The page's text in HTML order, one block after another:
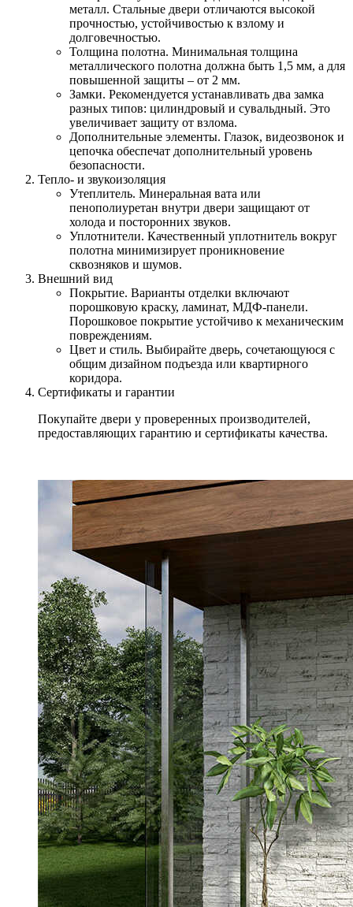
металл. Стальные двери отличаются высокой
прочностью, устойчивостью к взлому и
долговечностью.
Толщина полотна. Минимальная толщина
металлического полотна должна быть 1,5 мм, а для
повышенной защиты – от 2 мм.
Замки. Рекомендуется устанавливать два замка
разных типов: цилиндровый и сувальдный. Это
увеличивает защиту от взлома.
Дополнительные элементы. Глазок, видеозвонок и
цепочка обеспечат дополнительный уровень
безопасности.
Тепло- и звукоизоляция
Утеплитель. Минеральная вата или
пенополиуретан внутри двери защищают от
холода и посторонних звуков.
Уплотнители. Качественный уплотнитель вокруг
полотна минимизирует проникновение
сквозняков и шумов.
Внешний вид
Покрытие. Варианты отделки включают
порошковую краску, ламинат, МДФ-панели.
Порошковое покрытие устойчиво к механическим
повреждениям.
Цвет и стиль. Выбирайте дверь, сочетающуюся с
общим дизайном подъезда или квартирного
коридора.
Сертификаты и гарантии
Покупайте двери у проверенных производителей,
предоставляющих гарантию и сертификаты качества.